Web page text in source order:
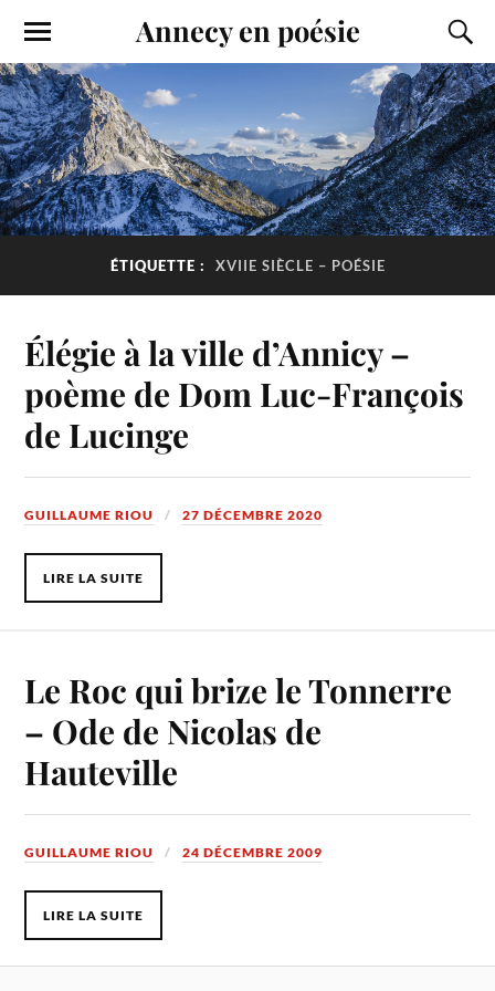
Annecy en poésie
ÉTIQUETTE : XVIIE SIÈCLE – POÉSIE
Élégie à la ville d’Annicy –
poème de Dom Luc-François
de Lucinge
GUILLAUME RIOU 27 DÉCEMBRE 2020
LIRE LA SUITE
Le Roc qui brize le Tonnerre
– Ode de Nicolas de
Hauteville
GUILLAUME RIOU 24 DÉCEMBRE 2009
LIRE LA SUITE